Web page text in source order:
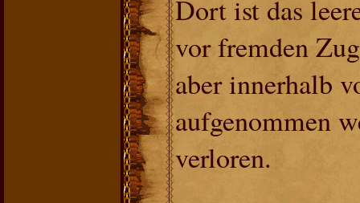
Dort ist das
vor fremden
aber innerhalb
aufgenommen
verloren.